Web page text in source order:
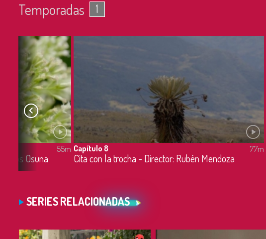
Temporadas 1
Osuna
55m Capítulo 8
Cita con la trocha - Director: Rubén Mendoza
77m
SERIES RELACIONADAS